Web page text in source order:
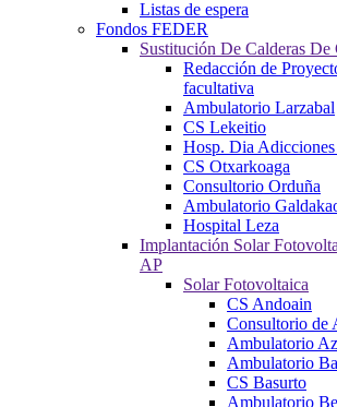
Listas de espera
Fondos FEDER
Sustitución De Calderas De
Redacción de
facultativa
Ambulatorio Larzabal
CS Lekeitio
Hosp. Dia
CS Otxarkoaga
Consultorio Orduña
Ambulatorio
Hospital Leza
Implantación Solar
AP
Solar Fotovoltaica
CS Andoain
Consultorio de
Ambulatorio
Ambulatorio
CS Basurto
Ambulatorio